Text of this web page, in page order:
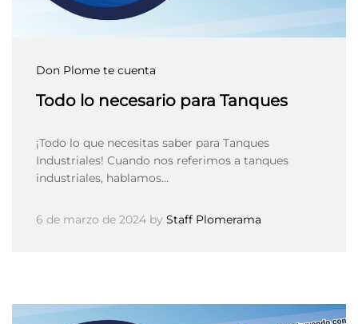
Don Plome te cuenta
Todo lo necesario para Tanques
¡Todo lo que necesitas saber para Tanques
Industriales! Cuando nos referimos a tanques
industriales, hablamos…
6 de marzo de 2024 by Staff Plomerama